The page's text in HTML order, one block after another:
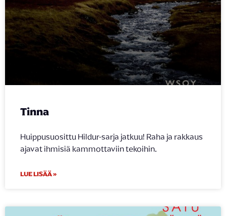
Tinna
Huippusuosittu Hildur-sarja jatkuu! Raha ja rakkaus
ajavat ihmisiä kammottaviin tekoihin.
LUE LISÄÄ »